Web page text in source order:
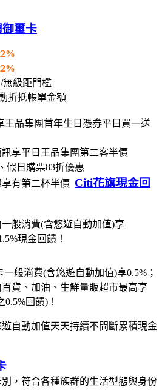
璽卡
無級距門檻
折抵帳單金額
王品集團首年生日憑券平日買一送
享平日王品集團第二客半價
假日購票83折優惠
有第二杯半價 Citi花旗現金回
般消費(含悠遊自動加值)享
現金回饋！
般消費(含悠遊自動加值)享0.5%；
貨、加油、生鮮量販超市最高享
回饋)！
自動加值天天持續不間斷累積現金
，符合各種族群的生活型態與身份